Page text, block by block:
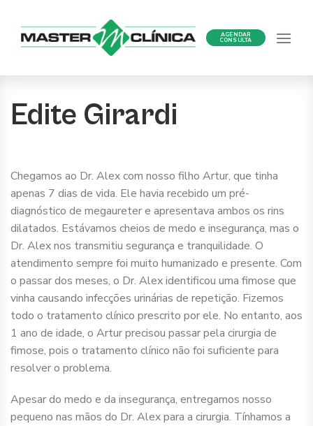
AGENDAR
CONSULTA
Edite Girardi
Chegamos ao Dr. Alex com nosso filho Artur, que tinha
apenas 7 dias de vida. Ele havia recebido um pré-
diagnóstico de megaureter e apresentava ambos os rins
dilatados. Estávamos cheios de medo e insegurança, mas o
Dr. Alex nos transmitiu segurança e tranquilidade. O
atendimento sempre foi muito humanizado e presente. Com
o passar dos meses, o Dr. Alex identificou uma fimose que
vinha causando infecções urinárias de repetição. Fizemos
todo o tratamento clínico prescrito por ele. No entanto, aos
1 ano de idade, o Artur precisou passar pela cirurgia de
fimose, pois o tratamento clínico não foi suficiente para
resolver o problema.
Apesar do medo e da insegurança, entregamos nosso
pequeno nas mãos do Dr. Alex para a cirurgia. Tínhamos a